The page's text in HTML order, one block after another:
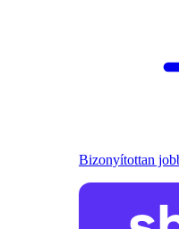
Bizonyítottan